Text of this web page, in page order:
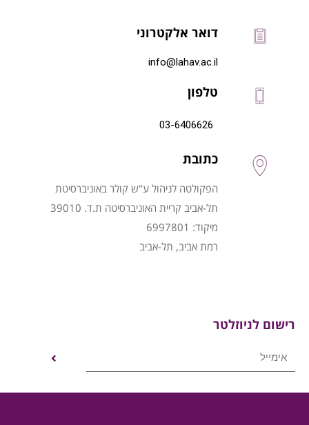
דואר אלקטרוני
info@lahav.ac.il
טלפון
03-6406626
כתובת
הפקולטה לניהול ע"ש קולר באוניברסיטת
תל-אביב קריית האוניברסיטה ת.ד. 39010
מיקוד: 6997801
רמת אביב, תל-אביב
רישום לניוזלטר